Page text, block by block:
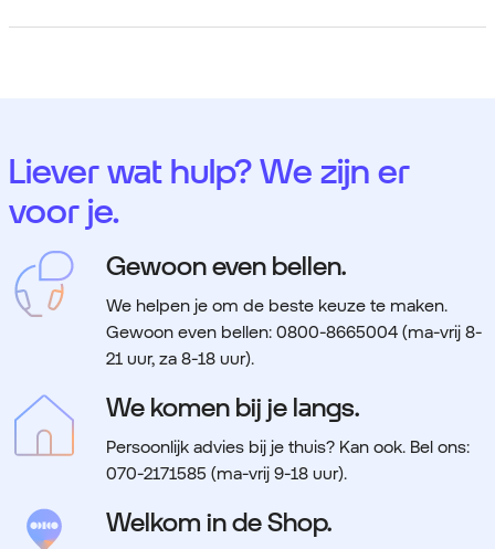
Liever wat hulp? We zijn er
voor je.
Gewoon even bellen.
We helpen je om de beste keuze te maken.
Gewoon even bellen: 0800-8665004 (ma-vrij 8-
21 uur, za 8-18 uur).
We komen bij je langs.
Persoonlijk advies bij je thuis? Kan ook. Bel ons:
070-2171585 (ma-vrij 9-18 uur).
Welkom in de Shop.